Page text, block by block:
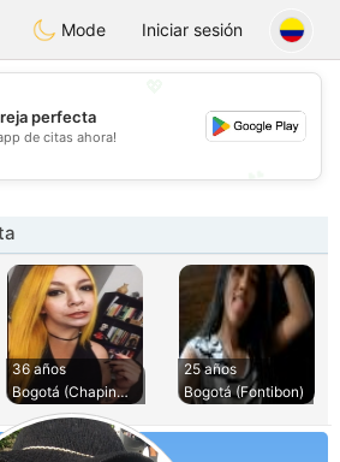
olombiaCitas
Mode Iniciar sesión
💕
perfecta
de citas ahora!
36 años
Bogotá (Chapinero)
25 años
Bogotá (Fontibon)